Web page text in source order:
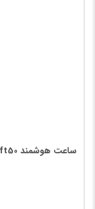
ساعت هوشمند Smart Watch ft50